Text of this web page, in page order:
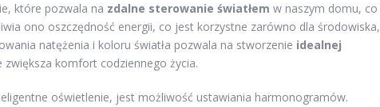
które pozwala na zdalne sterowanie światłem w naszym domu, co
ono oszczędność energii, co jest korzystne zarówno dla środowiska,
natężenia i koloru światła pozwala na stworzenie idealnej
zwiększa komfort codziennego życia.
oświetlenie, jest możliwość ustawiania harmonogramów.